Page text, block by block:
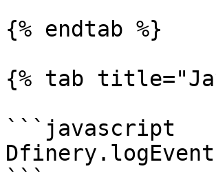
{% endtab %}
{% tab
```javascript
```